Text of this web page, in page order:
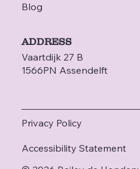
Blog
ADDRESS
Vaartdijk 27 B
1566PN Assendelft
Privacy Policy
Accessibility Statement